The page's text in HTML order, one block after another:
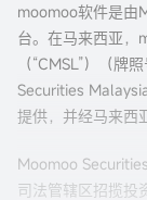
moomoo软件是由
台。在马来西亚，
（“CMSL”）（牌照
Securities
提供，并经马来西
Moomoo
司法管辖区招揽投